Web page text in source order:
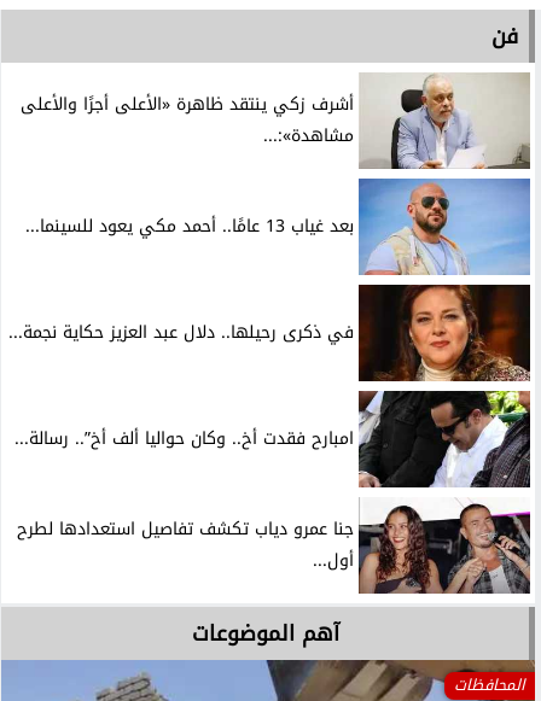
فن
أشرف زكي ينتقد ظاهرة «الأعلى أجرًا والأعلى
مشاهدة»:...
بعد غياب 13 عامًا.. أحمد مكي يعود للسينما...
في ذكرى رحيلها.. دلال عبد العزيز حكاية نجمة...
امبارح فقدت أخ.. وكان حواليا ألف أخ”.. رسالة...
جنا عمرو دياب تكشف تفاصيل استعدادها لطرح
أول...
آهم الموضوعات
المحافظات